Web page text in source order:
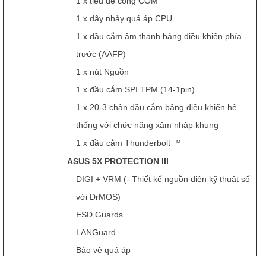
1 x dây nhảy quá áp CPU
1 x đầu cắm âm thanh bảng điều khiển phía
trước (AAFP)
1 x nút Nguồn
1 x đầu cắm SPI TPM (14-1pin)
1 x 20-3 chân đầu cắm bảng điều khiển hệ
thống với chức năng xâm nhập khung
1 x đầu cắm Thunderbolt ™
ASUS 5X PROTECTION III
DIGI + VRM (- Thiết kế nguồn điện kỹ thuật số
với DrMOS)
ESD Guards
LANGuard
Bảo vệ quá áp